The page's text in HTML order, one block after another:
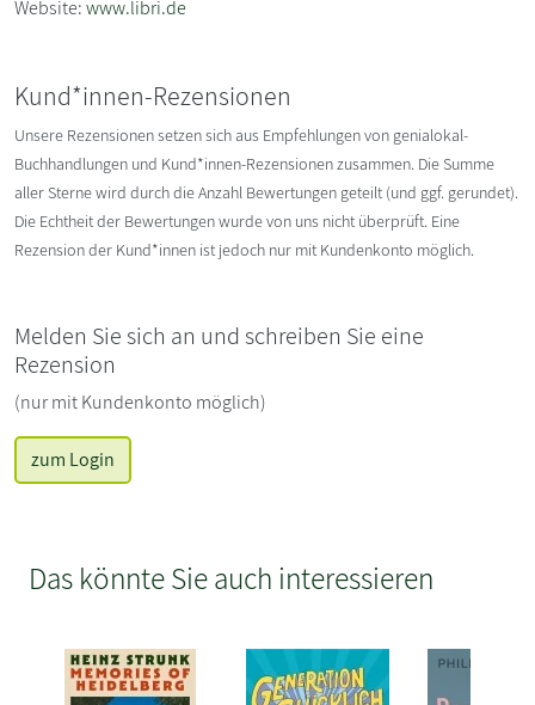
Website:www.libri.de
Kund*innen-Rezensionen
Unsere Rezensionen setzen sich aus Empfehlungen von genialokal-
Buchhandlungen und Kund*innen-Rezensionen zusammen. Die Summe
aller Sterne wird durch die Anzahl Bewertungen geteilt (und ggf. gerundet).
Die Echtheit der Bewertungen wurde von uns nicht überprüft. Eine
Rezension der Kund*innen ist jedoch nur mit Kundenkonto möglich.
Melden Sie sich an und schreiben Sie eine
Rezension
(nur mit Kundenkonto möglich)
zum Login
Das könnte Sie auch interessieren